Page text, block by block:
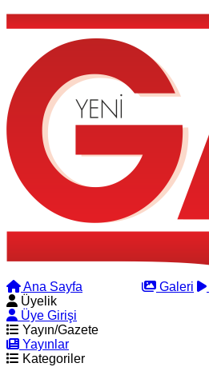
Ana Sayfa Galeri
Üyelik
Üye Girişi
Yayın/Gazete
Yayınlar
Kategoriler